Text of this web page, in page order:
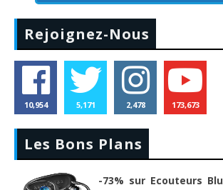
Rejoignez-Nous
10,954 5,171 2,478 173,673
Les Bons Plans
-73% sur Ecouteurs